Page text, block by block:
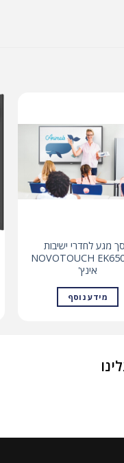
מגע לחדרי ישיבות
NOVOTOUCH
אינץ'
מידע נוסף